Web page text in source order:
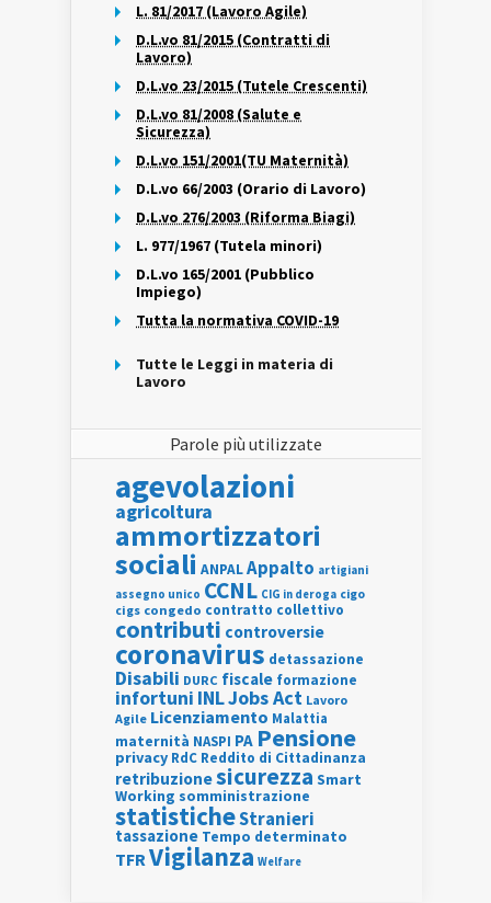
L. 81/2017 (Lavoro Agile)
D.L.vo 81/2015 (Contratti di
Lavoro)
D.L.vo 23/2015 (Tutele Crescenti)
D.L.vo 81/2008 (Salute e
Sicurezza)
D.L.vo 151/2001(TU Maternità)
D.L.vo 66/2003 (Orario di Lavoro)
D.L.vo 276/2003 (Riforma Biagi)
L. 977/1967 (Tutela minori)
D.L.vo 165/2001 (Pubblico
Impiego)
Tutta la normativa COVID-19
Tutte le Leggi in materia di
Lavoro
Parole più utilizzate
agevolazioni
agricoltura
ammortizzatori
sociali ANPALAppalto artigiani
assegno unico CCNL CIG in deroga cigo
cigs congedo contratto collettivo
contributi controversie
coronavirus detassazione
Disabili DURC fiscale formazione
infortuni INLJobs Act Lavoro
Agile Licenziamento Malattia
maternità NASPI PA Pensione
privacy RdC Reddito di Cittadinanza
retribuzionesicurezza Smart
Working somministrazione
statisticheStranieri
tassazione Tempo determinato
TFRVigilanza Welfare